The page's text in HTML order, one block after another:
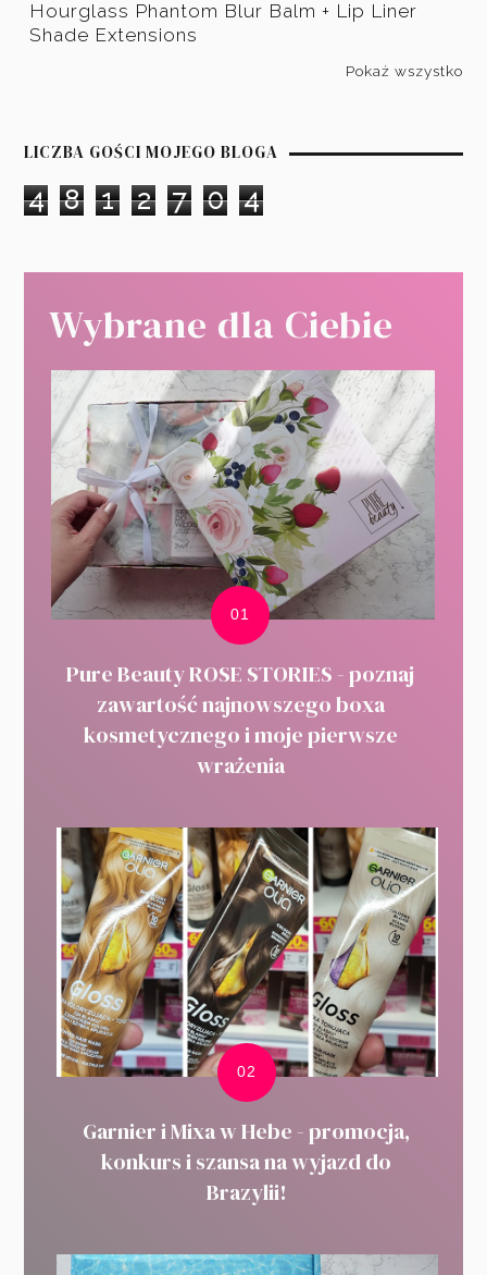
Hourglass Phantom Blur Balm + Lip Liner
Shade Extensions
Pokaż wszystko
LICZBA GOŚCI MOJEGO BLOGA
4 8 1 2 7 0 4
Wybrane dla Ciebie
Pure Beauty ROSE STORIES - poznaj
zawartość najnowszego boxa
kosmetycznego i moje pierwsze
wrażenia
Garnier i Mixa w Hebe - promocja,
konkurs i szansa na wyjazd do
Brazylii!